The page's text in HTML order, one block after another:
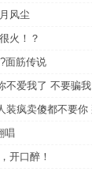
风尘
火！？
面筋传说
不爱我了 不要骗我
唱
开口醉！